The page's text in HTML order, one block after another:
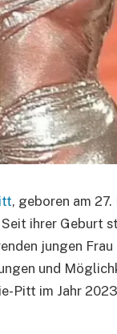
, geboren am
ihrer Geburt
jungen
und
Pitt im Jahr